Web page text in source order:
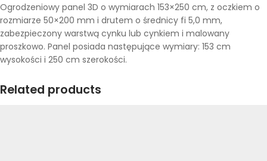
Ogrodzeniowy panel 3D o wymiarach 153×250 cm, z oczkiem o
rozmiarze 50×200 mm i drutem o średnicy fi 5,0 mm,
zabezpieczony warstwą cynku lub cynkiem i malowany
proszkowo. Panel posiada następujące wymiary: 153 cm
wysokości i 250 cm szerokości.
Related products